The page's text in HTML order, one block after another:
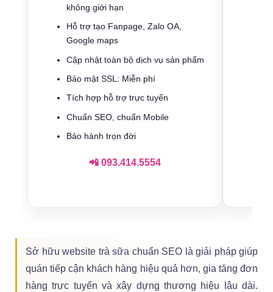
không giới hạn
Hỗ trợ tạo Fanpage, Zalo OA,
Google maps
Cập nhật toàn bộ dịch vụ sản phẩm
Bảo mật SSL: Miễn phí
Tích hợp hỗ trợ trực tuyến
Chuẩn SEO, chuẩn Mobile
Bảo hành trọn đời
📲 093.414.5554
Sở hữu website trà sữa chuẩn SEO là giải pháp giúp
quán tiếp cận khách hàng hiệu quả hơn, gia tăng đơn
hàng trực tuyến và xây dựng thương hiệu lâu dài.